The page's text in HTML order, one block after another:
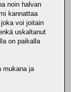
noin halvan
kannattaa
voi joitain
uskaltanut
on paikalla
mukana ja